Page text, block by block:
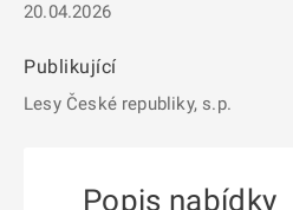
20.04.2026
Publikující
Lesy České republiky, s.p.
Popis nabídky